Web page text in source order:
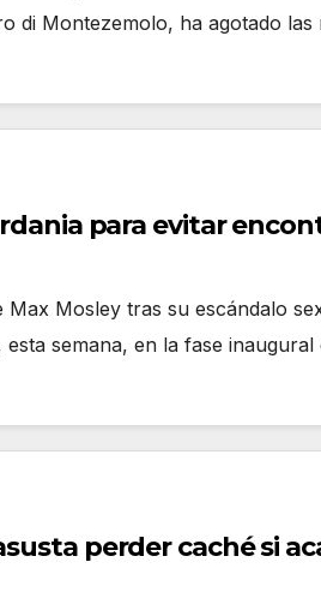
di Montezemolo, ha agotado
para evitar
Max Mosley tras su escándalo
semana, en la fase
perder caché si